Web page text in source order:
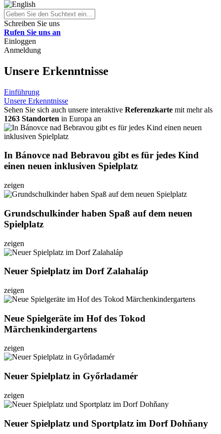
Schreiben Sie uns
Rufen Sie uns an
Einloggen
Anmeldung
Unsere Erkenntnisse
Einführung
Unsere Erkenntnisse
Sehen Sie sich auch unsere interaktive Referenzkarte mit mehr als
1263 Standorten in Europa an
In Bánovce nad Bebravou gibt es für jedes Kind
einen neuen inklusiven Spielplatz
zeigen
Grundschulkinder haben Spaß auf dem neuen
Spielplatz
zeigen
Neuer Spielplatz im Dorf Zalahaláp
zeigen
Neue Spielgeräte im Hof ​​des Tokod
Märchenkindergartens
zeigen
Neuer Spielplatz in Győrladamér
zeigen
Neuer Spielplatz und Sportplatz im Dorf Dohňany